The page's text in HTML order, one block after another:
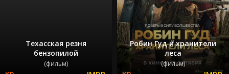
Техасская резня
бензопилой
(фильм)
Робин Гуд и хранители
леса
(фильм)